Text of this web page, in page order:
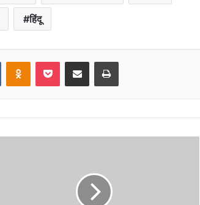
हिंदू
VKontakteOdnoklassniki
Pocket Share via Email Print